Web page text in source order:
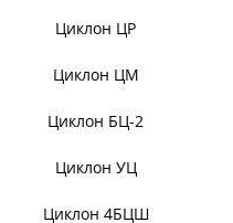
Дымососы ВЦКП-2219
Вентиляторы ДНК и